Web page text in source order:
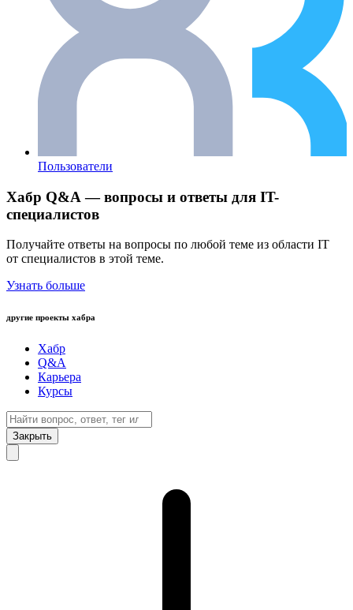
Пользователи
Хабр Q&A — вопросы и ответы для IT-
специалистов
Получайте ответы на вопросы по любой теме из области IT
от специалистов в этой теме.
Узнать больше
другие проекты хабра
Хабр
Q&A
Карьера
Курсы
Закрыть